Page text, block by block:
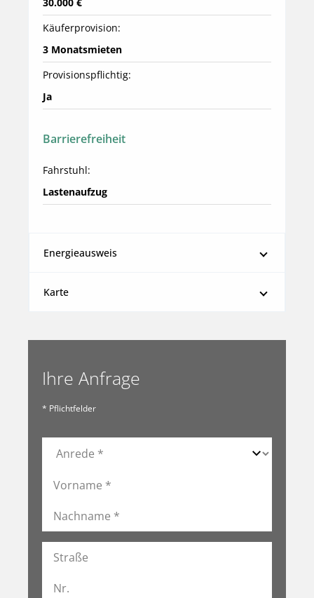
Käuferprovision:
3 Monatsmieten
Provisionspflichtig:
Ja
Barrierefreiheit
Fahrstuhl:
Lastenaufzug
Energieausweis
Karte
Ihre Anfrage
* Pflichtfelder